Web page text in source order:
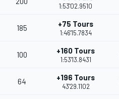
1:53'02.9510
185 +75 Tours
1:46'15.7834
100 +160 Tours
1:53'13.8431
64 +196 Tours
43'29.1102